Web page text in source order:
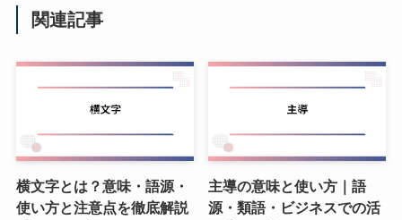
関連記事
横文字とは？意味・語源・
使い方と注意点を徹底解説
主導の意味と使い方｜語
源・類語・ビジネスでの活